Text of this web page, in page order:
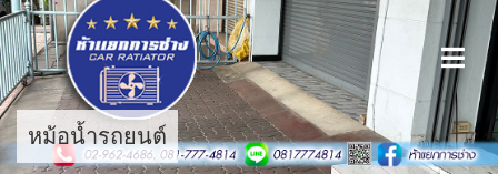
Skip
to
content
หม้อน้ำรถยนต์